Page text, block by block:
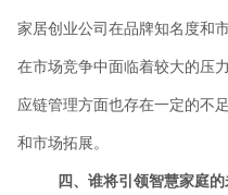
家居创业公司在品牌知名度和
在市场竞争中面临着较大的压
应链管理方面也存在一定的不
和市场拓展。
四、谁将引领智慧家庭的